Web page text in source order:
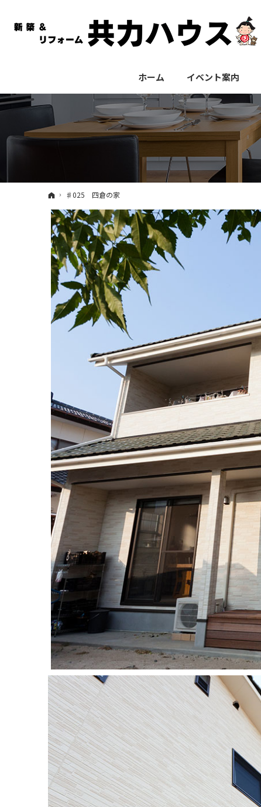
ホーム
♯025 四倉の家
ホーム イベント案内